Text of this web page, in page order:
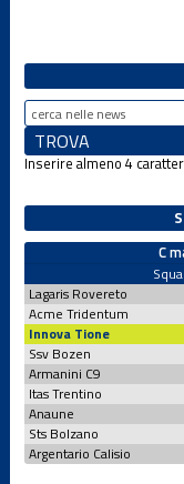
maschile
Serie D
femminile
Serie D
maschile
Settore
giovanile
Under 12 F
Under 12
Femminile
Inserire almeno 4
C
Lagaris Rovereto
Acme Tridentum
Innova Tione
Ssv Bozen
Armanini C9
Itas Trentino
Anaune
Sts Bolzano
Argentario Calisio